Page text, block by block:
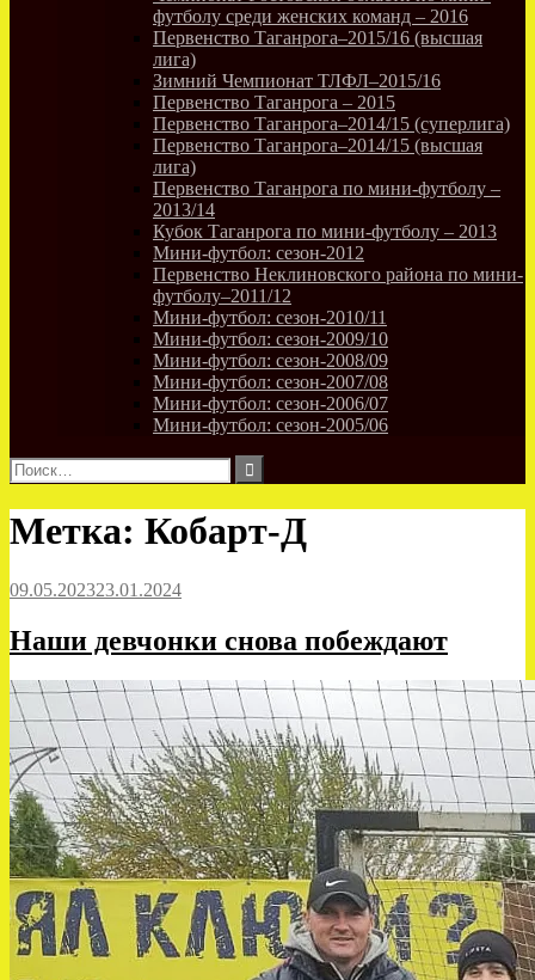
футболу среди женских команд – 2016
Первенство Таганрога–2015/16 (высшая
лига)
Зимний Чемпионат ТЛФЛ–2015/16
Первенство Таганрога – 2015
Первенство Таганрога–2014/15 (суперлига)
Первенство Таганрога–2014/15 (высшая
лига)
Первенство Таганрога по мини-футболу –
2013/14
Кубок Таганрога по мини-футболу – 2013
Мини-футбол: сезон-2012
Первенство Неклиновского района по мини-
футболу–2011/12
Мини-футбол: сезон-2010/11
Мини-футбол: сезон-2009/10
Мини-футбол: сезон-2008/09
Мини-футбол: сезон-2007/08
Мини-футбол: сезон-2006/07
Мини-футбол: сезон-2005/06
Найти:
Метка: Кобарт-Д
09.05.202323.01.2024
Наши девчонки снова побеждают